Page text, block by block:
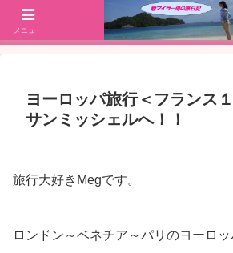
SFC修行(2016年解脱!)からJGC修行(2017年解脱)
大好きな働く陸マイラー母の旅
ヨーロッパ旅行＜フランス
サンミッシェルへ！！
旅行大好きMegです。
ロンドン～ベネチア～パリのヨーロ
メニュー